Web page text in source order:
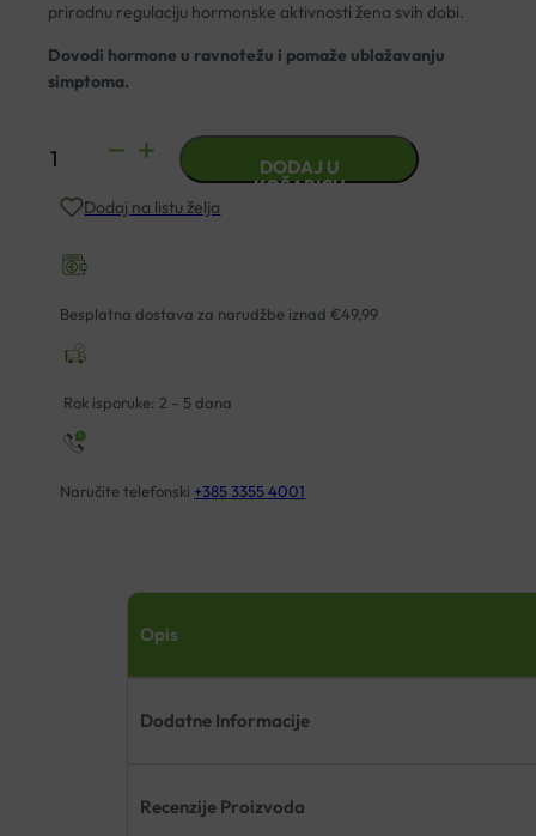
prirodnu regulaciju hormonske aktivnosti žena svih dobi.
Dovodi hormone u ravnotežu i pomaže ublažavanju
simptoma.
FEMIMAXX
ZA
REGULACIJU
A50
DODAJ U
KOŠARICU
Dodaj na listu želja
Besplatna dostava za narudžbe iznad €49,99
Rok isporuke: 2 – 5 dana
Naručite telefonski +385 3355 4001
Opis
Dodatne Informacije
Recenzije Proizvoda